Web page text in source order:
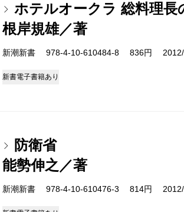
ホテルオークラ 総料理長
根岸規雄／著
新潮新書 978-4-10-610484-8 836円 2012/
新書電子書籍あり
防衛省
能勢伸之／著
新潮新書 978-4-10-610476-3 814円 2012/